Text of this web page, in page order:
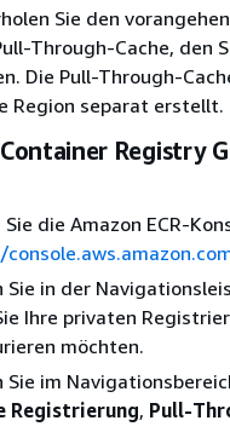
Sie den
Through-Cache, den
Die Pull-Through-
Region separat erstellt.
Registry
die Amazon ECR-
Sie in der
Ihre privaten
möchten.
Sie im
Registrierung, Pull-